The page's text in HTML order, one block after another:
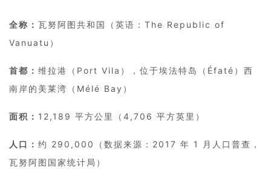
全称： 瓦努阿图共和国（英语：The Republic of
Vanuatu）
首都： 维拉港（Port Vila），位于埃法特岛（Éfaté）西
南岸的美莱湾（Mélé Bay）
面积： 12,189 平方公里（4,706 平方英里）
人口： 约 290,000（数据来源：2017 年 1 月人口普查，
瓦努阿图国家统计局）